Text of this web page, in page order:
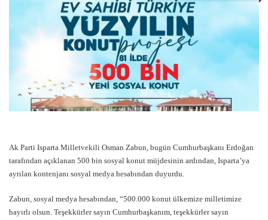
Ak Parti Isparta Milletvekili Osman Zabun, bugün Cumhurbaşkanı Erdoğan
tarafından açıklanan 500 bin sosyal konut müjdesinin ardından, Isparta’ya
ayrılan kontenjanı sosyal medya hesabından duyurdu.
Zabun, sosyal medya hesabından, “500.000 konut ülkemize milletimize
hayırlı olsun. Teşekkürler sayın Cumhurbaşkanım, teşekkürler sayın